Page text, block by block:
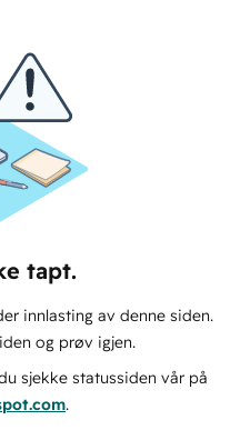
tapt.
innlasting av denne siden.
og prøv igjen.
sjekke statussiden vår på
.